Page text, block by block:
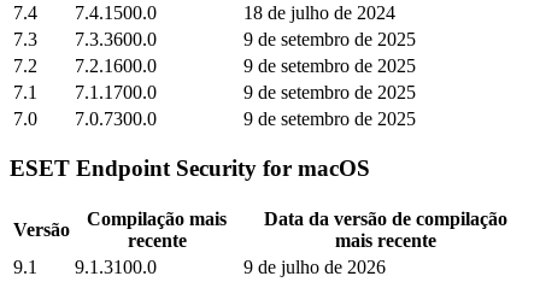
7.4
7.4.1500.0
18 de julho de 2024
7.3
7.3.3600.0
9 de setembro de 2025
7.2
7.2.1600.0
9 de setembro de 2025
7.1
7.1.1700.0
9 de setembro de 2025
7.0
7.0.7300.0 9 de setembro de 2025
ESET Endpoint Security for macOS
Versão
Compilação mais
recente
Data da versão de compilação
mais recente
9.1
9.1.3100.0
9 de julho de 2026